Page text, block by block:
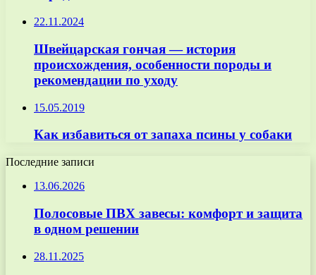
22.11.2024
Швейцарская гончая — история
происхождения, особенности породы и
рекомендации по уходу
15.05.2019
Как избавиться от запаха псины у собаки
Последние записи
13.06.2026
Полосовые ПВХ завесы: комфорт и защита
в одном решении
28.11.2025